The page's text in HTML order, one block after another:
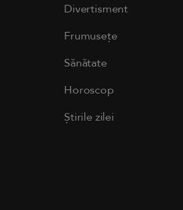
Divertisment
Frumusețe
Sănătate
Horoscop
Știrile zilei